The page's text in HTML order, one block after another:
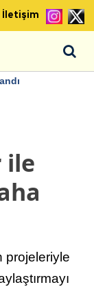
İletişim
ile
projeleriyle